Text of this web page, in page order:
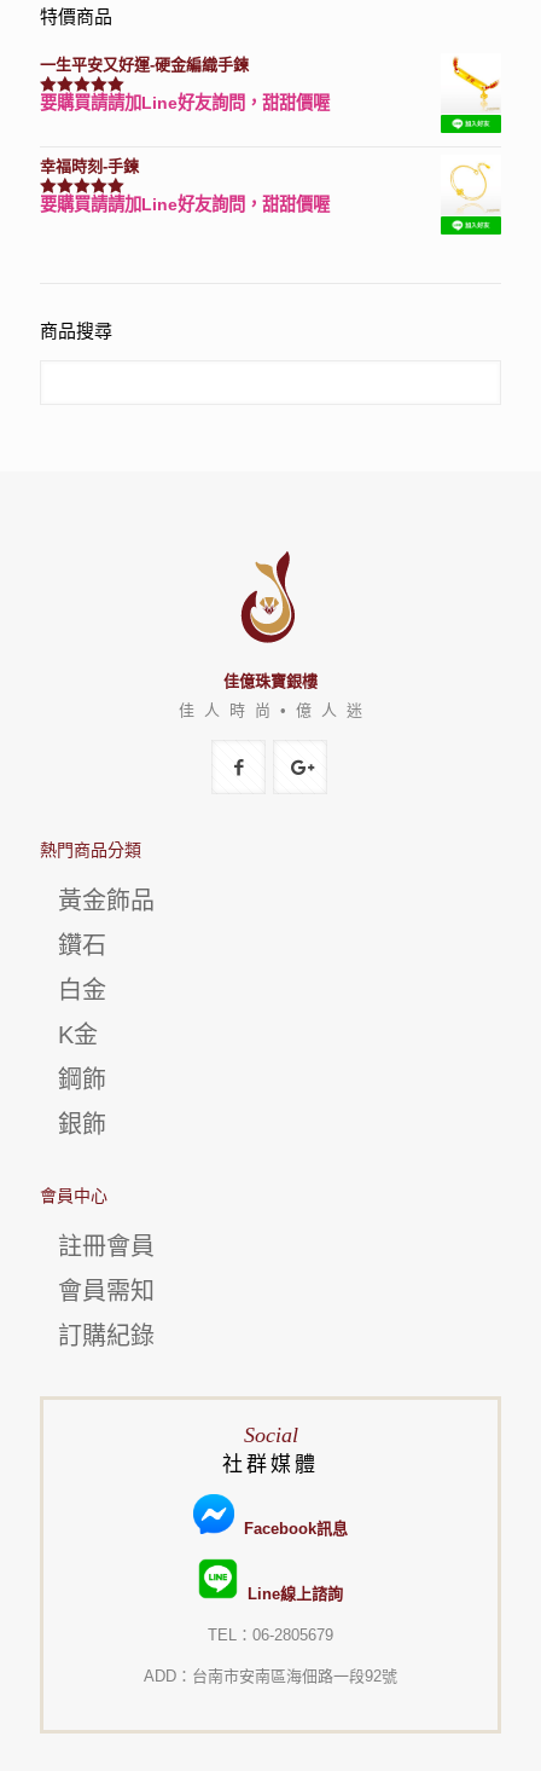
特價商品
一生平安又好運-硬金編織手鍊
評分7740滿分 5
要購買請請加Line好友詢問，甜甜價喔
幸福時刻-手鍊
評分3150滿分 5
要購買請請加Line好友詢問，甜甜價喔
商品搜尋
佳億珠寶銀樓
佳 人 時 尚 • 億 人 迷
熱門商品分類
黃金飾品
鑽石
白金
K金
鋼飾
銀飾
會員中心
註冊會員
會員需知
訂購紀錄
Social
社群媒體
Facebook訊息
Line線上諮詢
TEL：06-2805679
ADD：台南市安南區海佃路一段92號